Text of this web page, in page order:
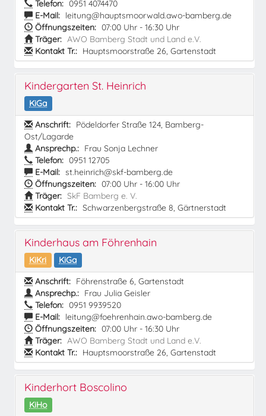
Telefon: 0951 4074470
E-Mail: leitung@hauptsmoorwald.awo-bamberg.de
Öffnungszeiten: 07:00 Uhr - 16:30 Uhr
Träger: AWO Bamberg Stadt und Land e.V.
Kontakt Tr.: Hauptsmoorstraße 26, Gartenstadt
Kindergarten St. Heinrich
KiGa
Anschrift: Pödeldorfer Straße 124, Bamberg-
Ost/Lagarde
Ansprechp.: Frau Sonja Lechner
Telefon: 0951 12705
E-Mail: st.heinrich@skf-bamberg.de
Öffnungszeiten: 07:00 Uhr - 16:00 Uhr
Träger: SkF Bamberg e. V.
Kontakt Tr.: Schwarzenbergstraße 8, Gärtnerstadt
Kinderhaus am Föhrenhain
KiKri
KiGa
Anschrift: Föhrenstraße 6, Gartenstadt
Ansprechp.: Frau Julia Geisler
Telefon: 0951 9939520
E-Mail: leitung@foehrenhain.awo-bamberg.de
Öffnungszeiten: 07:00 Uhr - 16:30 Uhr
Träger: AWO Bamberg Stadt und Land e.V.
Kontakt Tr.: Hauptsmoorstraße 26, Gartenstadt
Kinderhort Boscolino
KiHo